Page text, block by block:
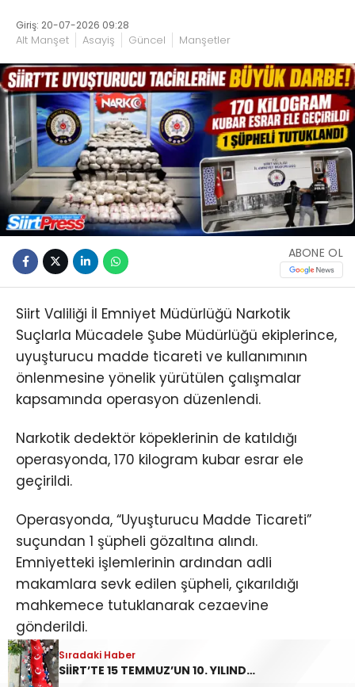
Giriş: 20-07-2026 09:28
Alt Manşet Asayiş Güncel Manşetler
ABONE OL
Siirt Valiliği İl Emniyet Müdürlüğü Narkotik
Suçlarla Mücadele Şube Müdürlüğü ekiplerince,
uyuşturucu madde ticareti ve kullanımının
önlenmesine yönelik yürütülen çalışmalar
kapsamında operasyon düzenlendi.
Narkotik dedektör köpeklerinin de katıldığı
operasyonda, 170 kilogram kubar esrar ele
geçirildi.
Operasyonda, “Uyuşturucu Madde Ticareti”
suçundan 1 şüpheli gözaltına alındı.
Emniyetteki işlemlerinin ardından adli
makamlara sevk edilen şüpheli, çıkarıldığı
mahkemece tutuklanarak cezaevine
gönderildi.
Siirt’te uyuşturucu imal ve ticareti yapan
Sıradaki Haber
SİİRT’TE 15 TEMMUZ’UN 10. YILINDA “ZAFER BİZİM, İRADE BİZİM” MESAJI